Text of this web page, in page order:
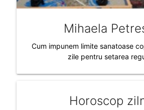
Mihaela
Cum impunem limite sanatoase
zile pentru setarea
Horoscop